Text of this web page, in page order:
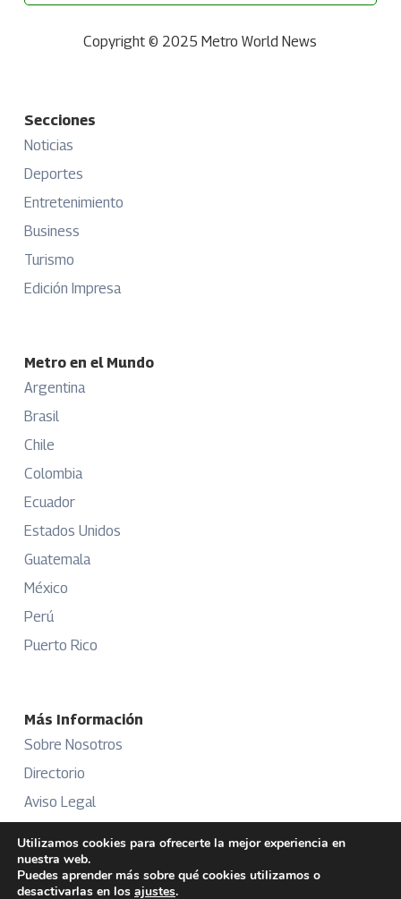
Copyright © 2025 Metro World News
Secciones
Noticias
Deportes
Entretenimiento
Business
Turismo
Edición Impresa
Metro en el Mundo
Argentina
Brasil
Chile
Colombia
Ecuador
Estados Unidos
Guatemala
México
Perú
Puerto Rico
Más Información
Sobre Nosotros
Directorio
Aviso Legal
Publicidad
Utilizamos cookies para ofrecerte la mejor experiencia en
nuestra web.
Puedes aprender más sobre qué cookies utilizamos o
desactivarlas en los ajustes.